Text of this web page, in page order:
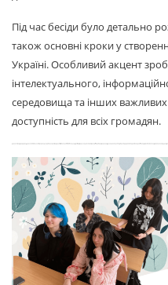
Під час бесіди було детально
також основні кроки у
Україні. Особливий акцент
інтелектуального,
середовища та інших
доступність для всіх громадян.